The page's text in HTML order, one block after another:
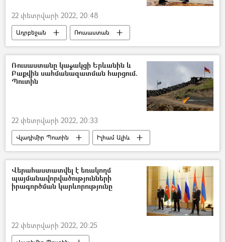
22 փետրվարի 2022, 20:48
Ադրբեջան
Ռուսաստան
Իլհամ Ալիև
Վլադիմիր Պուտին
Ռուսաստանը կաջակցի Երևանին և
Բաքվին սահմանազատման հարցում.
Պուտին
22 փետրվարի 2022, 20:33
Վլադիմիր Պուտին
Իլհամ Ալիև
Ադրբեջան
Ռուսաստան
Տարածաշրջան
Սահման
Դեմարկացիա
Դելիմիտացիա
Վերահաստատվել է եռակողմ
պայմանավորվածությունների
իրագործման կարևորությունը
22 փետրվարի 2022, 20:25